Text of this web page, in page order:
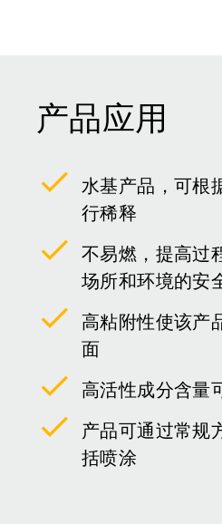
产品应用
水基产品，可根
行稀释
不易燃，提高过
场所和环境的安
高粘附性使该产
面
高活性成分含量
产品可通过常规
括喷涂